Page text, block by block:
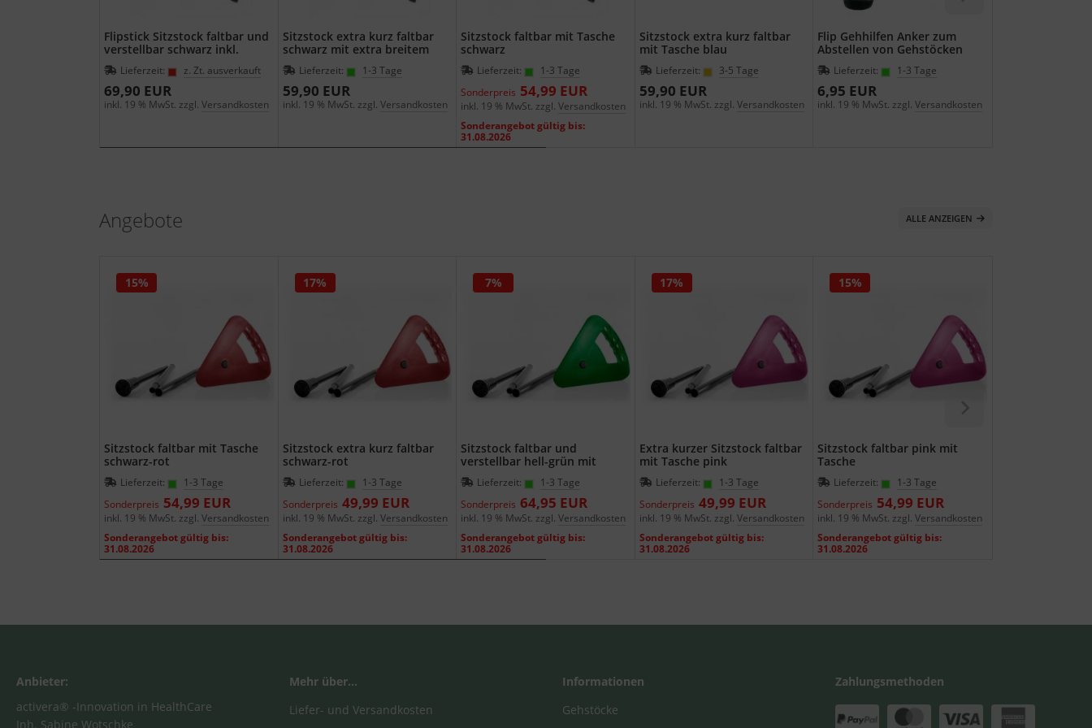
Flipstick Sitzstock faltbar und
verstellbar schwarz inkl.
Ersatzfuss
Lieferzeit: z. Zt. ausverkauft
69,90 EUR
inkl. 19 % MwSt. zzgl. Versandkosten
Sitzstock extra kurz faltbar
schwarz mit extra breitem
Gummipuffer
Lieferzeit: 1-3 Tage
59,90 EUR
inkl. 19 % MwSt. zzgl. Versandkosten
Sitzstock faltbar mit Tasche
schwarz
Lieferzeit:
1-3 Tage
Sonderpreis 54,99 EUR
inkl. 19 % MwSt. zzgl.Versandkosten
Sonderangebot gültig bis:
31.08.2026
Sitzstock extra kurz faltbar
mit Tasche blau
Lieferzeit: 3-5 Tage
59,90 EUR
inkl. 19 % MwSt. zzgl. Versandkosten
Flip Gehhilfen Anker zum
Abstellen von Gehstöcken
Lieferzeit: 1-3 Tage
6,95 EUR
inkl. 19 % MwSt. zzgl.Versandkosten
Angebote ALLE ANZEIGEN
Sitzstock faltbar mit Tasche
schwarz-rot
Lieferzeit:
1-3 Tage
Sonderpreis 54,99 EUR
15%
inkl. 19 % MwSt. zzgl. Versandkosten
Sonderangebot gültig bis:
31.08.2026
Sitzstock extra kurz faltbar
schwarz-rot
Lieferzeit:
1-3 Tage
Sonderpreis 49,99 EUR
17%
inkl. 19 % MwSt. zzgl. Versandkosten
Sonderangebot gültig bis:
31.08.2026
Sitzstock faltbar und
verstellbar hell-grün mit
Tasche
Lieferzeit:
1-3 Tage
Sonderpreis 64,95 EUR
7%
inkl. 19 % MwSt. zzgl.Versandkosten
Sonderangebot gültig bis:
31.08.2026
Extra kurzer Sitzstock faltbar
mit Tasche pink
Lieferzeit:
1-3 Tage
Sonderpreis 49,99 EUR
17%
inkl. 19 % MwSt. zzgl. Versandkosten
Sonderangebot gültig bis:
31.08.2026
Sitzstock faltbar pink mit
Tasche
Lieferzeit:
1-3 Tage
Sonderpreis 54,99 EUR
15%
inkl. 19 % MwSt. zzgl.Versandkosten
Sonderangebot gültig bis:
31.08.2026
Anbieter:
activera® -Innovation in HealthCare
Inh. Sabine Wotschke
Mehr über...
Liefer- und Versandkosten
Informationen
Gehstöcke
Zahlungsmethoden